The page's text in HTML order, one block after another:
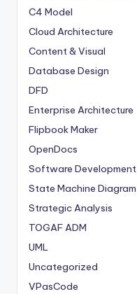
C4 Model
Cloud Architecture
Content & Visual
Database Design
DFD
Enterprise Architecture
Flipbook Maker
OpenDocs
Software Development
State Machine Diagram
Strategic Analysis
TOGAF ADM
UML
Uncategorized
VPasCode